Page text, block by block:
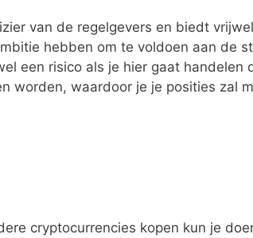
van de regelgevers en biedt
hebben om te voldoen aan de
een risico als je hier gaat handelen
worden, waardoor je je posities zal
cryptocurrencies kopen kun je